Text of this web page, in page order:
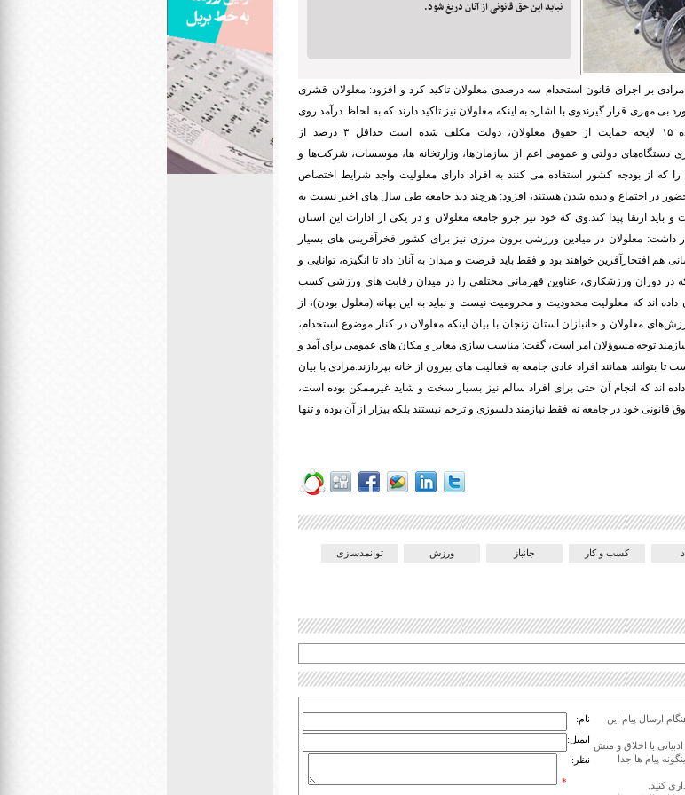
نباید این حق قانونی از آنان دریغ شود.
بر اجرای قانون استخدام سه درصدی معلولان تاکید کرد و افزود: معلولان قشری
بی مهری قرار گیرندوی با اشاره به اینکه معلولان نیز تاکید دارند که به لحاظ درآمد روی
پای خود بایستند، اظهار داشت: طبق ماده ۱۵ لایحه حمایت از حقوق معلولان، دولت مکلف شده است حداقل ۳ درصد از
دستگاه‌های دولتی و عمومی اعم از سازمان‌ها، وزارتخانه ها، موسسات، شرکت‌ها و
را که از بودجه کشور استفاده می کنند به افراد دارای معلولیت واجد شرایط اختصاص
حضور در اجتماع و دیده شدن هستند، افزود: هرچند دید جامعه طی سال های اخیر نسبت به
ارتقا پیدا کند.وی که خود نیز جزو جامعه معلولان و در یکی از ادارات این استان
معلولان در میادین ورزشی برون مرزی نیز برای کشور فخرآفرینی‌ های بسیار
افتخارآفرین خواهند بود و فقط باید فرصت و میدان به آنان داد تا انگیزه، توانایی و
در دوران ورزشکاری، عناوین قهرمانی مختلفی را در میدان رقابت های ورزشی کسب
اند که معلولیت محدودیت و محرومیت نیست و نباید به این بهانه (معلول بودن)، از
معلولان و جانبازان استان زنجان با بیان اینکه معلولان در کنار موضوع استخدام،
توجه مسوؤلان امر است، گفت: مناسب سازی معابر و مکان های عمومی برای آمد و
بتوانند همانند افراد عادی جامعه به فعالیت های بیرون از خانه بپردازند.مرادی با بیان
داده اند که انجام آن حتی برای افراد سالم نیز بسیار سخت و شاید غیرممکن بوده است،
خود در جامعه نه فقط نیازمند دلسوزی و ترحم نیستند بلکه بیزار از آن بوده و تنها
کسب و کار جانباز ورزش توانمدسازی
ارسال پیام این
با اخلاق و منش
پیام ها جدا
نام:
ایمیل:
نظر:
*